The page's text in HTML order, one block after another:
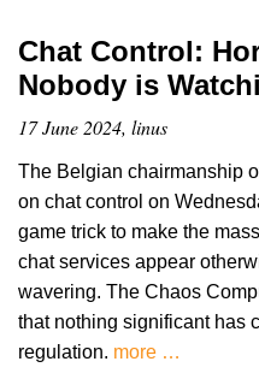
Chat Control:
Nobody is
17 June 2024, linus
The Belgian chairmanship
on chat control on
game trick to make the
chat services appear
wavering. The Chaos
that nothing significant has
regulation. more …